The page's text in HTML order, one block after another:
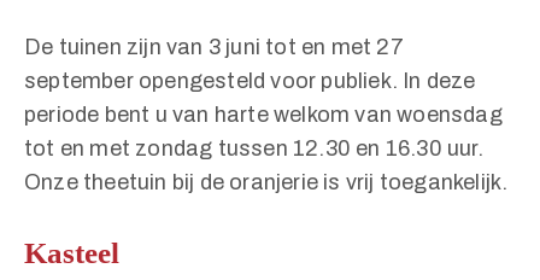
De tuinen zijn van 3 juni tot en met 27
september opengesteld voor publiek. In deze
periode bent u van harte welkom van woensdag
tot en met zondag tussen 12.30 en 16.30 uur.
Onze theetuin bij de oranjerie is vrij toegankelijk.
Kasteel